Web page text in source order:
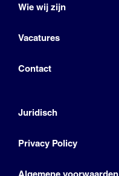
Wie wij zijn
Vacatures
Contact
Juridisch
Privacy Policy